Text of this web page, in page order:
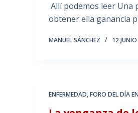
Allí podemos leer Una
obtener ella ganancia
MANUEL SÁNCHEZ 12
ENFERMEDAD,FORO DEL DÍA